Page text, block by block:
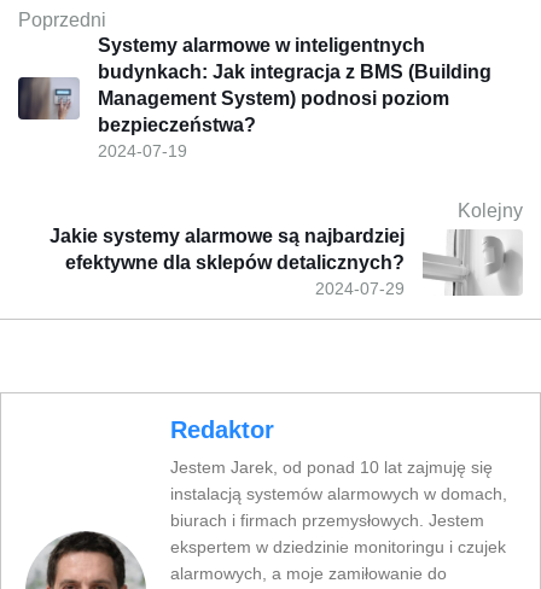
Poprzedni
2024-07-19
Systemy alarmowe w inteligentnych
budynkach: Jak integracja z BMS (Building
Management System) podnosi poziom
bezpieczeństwa?
Kolejny
2024-07-29
Jakie systemy alarmowe są najbardziej
efektywne dla sklepów detalicznych?
Redaktor
Jestem Jarek, od ponad 10 lat zajmuję się
instalacją systemów alarmowych w domach,
biurach i firmach przemysłowych. Jestem
ekspertem w dziedzinie monitoringu i czujek
alarmowych, a moje zamiłowanie do